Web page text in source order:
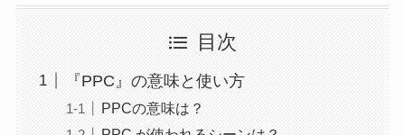
目次
『PPC』の意味と使い方
PPCの意味は？